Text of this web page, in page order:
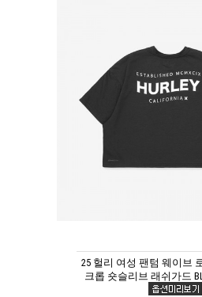
25 헐리 여성 팬텀 웨이브
크롭 숏슬리브 래쉬가드